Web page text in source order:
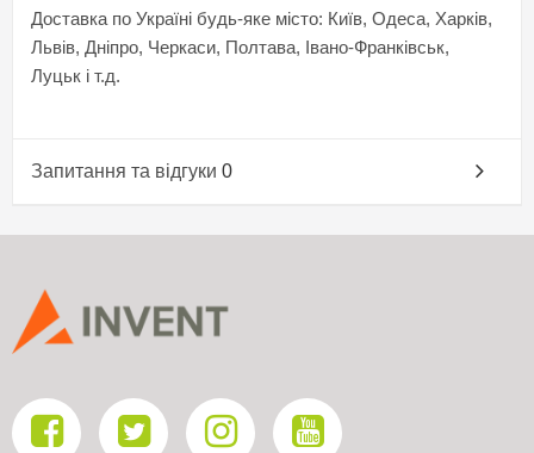
Доставка по Україні будь-яке місто: Київ, Одеса, Харків,
Львів, Дніпро, Черкаси, Полтава, Івано-Франківськ,
Луцьк і т.д.
Запитання та відгуки 0